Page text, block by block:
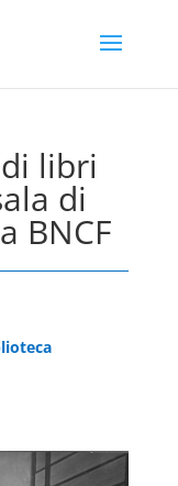
libri
di
BNCF